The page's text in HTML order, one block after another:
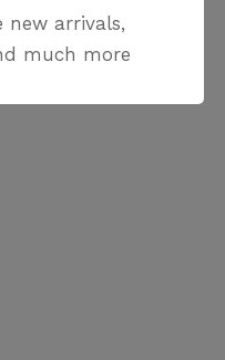
new arrivals,
much more